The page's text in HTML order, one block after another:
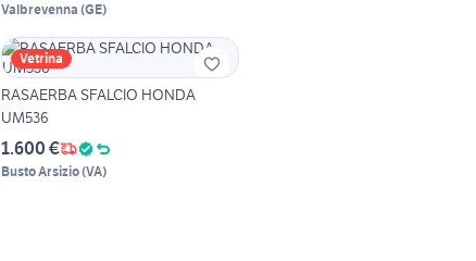
Valbrevenna (GE)
Vetrina
RASAERBA SFALCIO HONDA
UM536
1.600 €
Busto Arsizio(VA)